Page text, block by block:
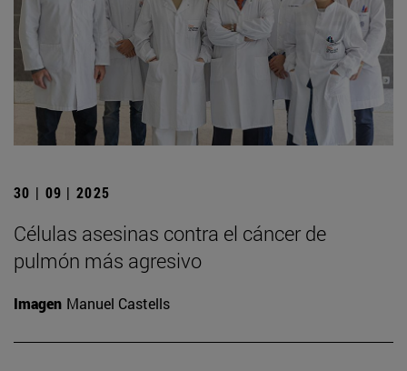
30 | 09 | 2025
Células asesinas contra el cáncer de
pulmón más agresivo
Imagen Manuel Castells